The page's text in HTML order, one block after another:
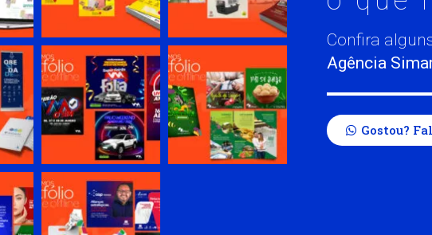
Confira
Agência
Gostou?